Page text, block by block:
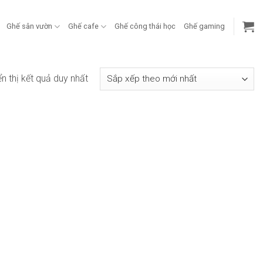
Ghế sân vườn Ghế cafe Ghế công thái học Ghế gaming
thị kết quả duy nhất